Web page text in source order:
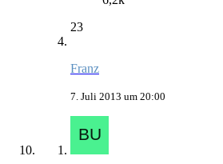
23
Franz
7. Juli 2013 um 20:00